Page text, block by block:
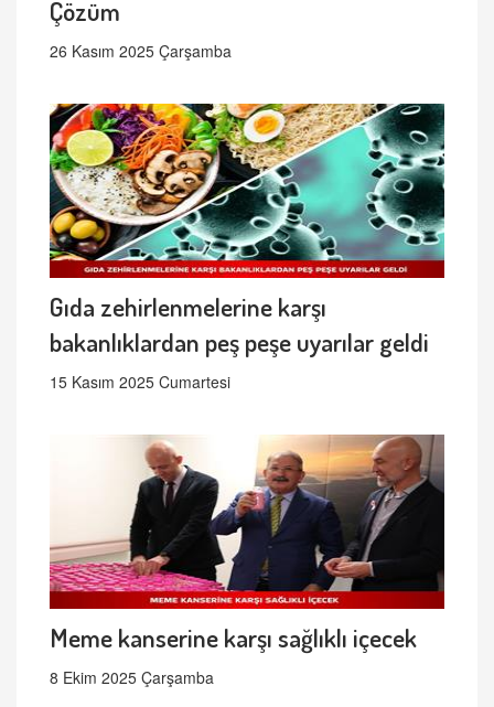
Çözüm
26 Kasım 2025 Çarşamba
Gıda zehirlenmelerine karşı
bakanlıklardan peş peşe uyarılar geldi
15 Kasım 2025 Cumartesi
Meme kanserine karşı sağlıklı içecek
8 Ekim 2025 Çarşamba